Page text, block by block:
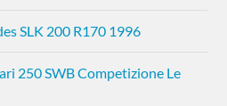
SLK 200 R170 1996
250 SWB Competizione Le